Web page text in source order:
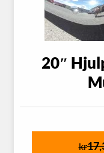
20″
kr